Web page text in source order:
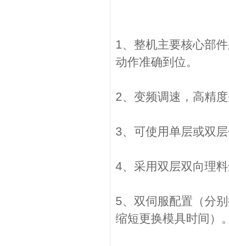
1、整机主要核心部
动作准确到位。
2、变频调速，高精
3、可使用单层或双
4、采用双层双向理
5、双伺服配置（分
缩短更换模具时间）